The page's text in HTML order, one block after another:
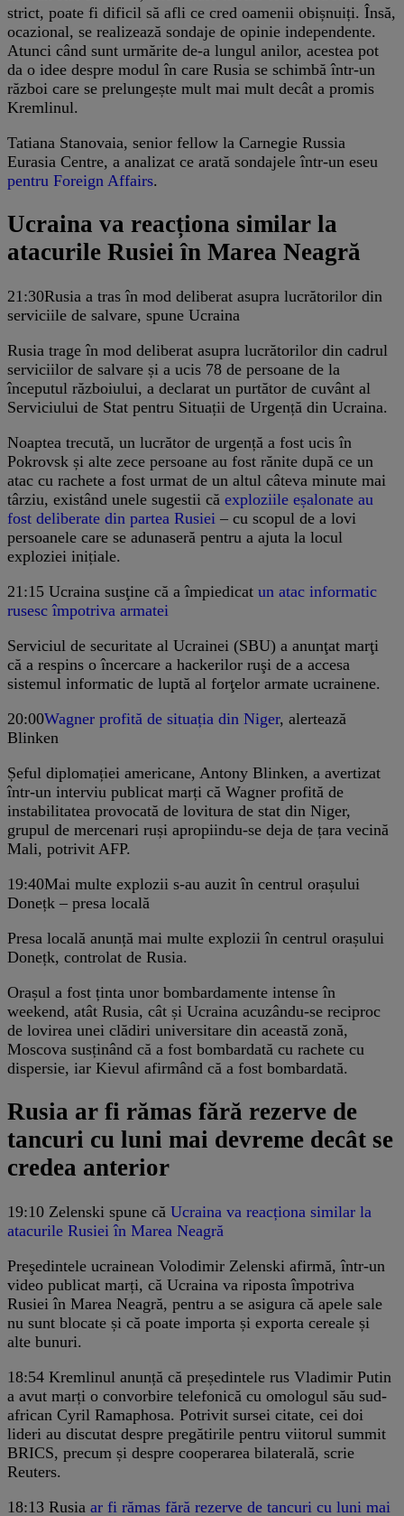
strict, poate fi dificil să afli ce cred oamenii obișnuiți. Însă,
ocazional, se realizează sondaje de opinie independente.
Atunci când sunt urmărite de-a lungul anilor, acestea pot
da o idee despre modul în care Rusia se schimbă într-un
război care se prelungește mult mai mult decât a promis
Kremlinul.
Tatiana Stanovaia, senior fellow la Carnegie Russia
Eurasia Centre, a analizat ce arată sondajele într-un eseu
pentru Foreign Affairs.
Ucraina va reacționa similar la
atacurile Rusiei în Marea Neagră
21:30Rusia a tras în mod deliberat asupra lucrătorilor din
serviciile de salvare, spune Ucraina
Rusia trage în mod deliberat asupra lucrătorilor din cadrul
serviciilor de salvare și a ucis 78 de persoane de la
începutul războiului, a declarat un purtător de cuvânt al
Serviciului de Stat pentru Situații de Urgență din Ucraina.
Noaptea trecută, un lucrător de urgență a fost ucis în
Pokrovsk și alte zece persoane au fost rănite după ce un
atac cu rachete a fost urmat de un altul câteva minute mai
târziu, existând unele sugestii că exploziile eșalonate au
fost deliberate din partea Rusiei – cu scopul de a lovi
persoanele care se adunaseră pentru a ajuta la locul
exploziei inițiale.
21:15 Ucraina susţine că a împiedicat un atac informatic
rusesc împotriva armatei
Serviciul de securitate al Ucrainei (SBU) a anunţat marţi
că a respins o încercare a hackerilor ruşi de a accesa
sistemul informatic de luptă al forţelor armate ucrainene.
20:00Wagner profită de situația din Niger, alertează
Blinken
Șeful diplomației americane, Antony Blinken, a avertizat
într-un interviu publicat marți că Wagner profită de
instabilitatea provocată de lovitura de stat din Niger,
grupul de mercenari ruși apropiindu-se deja de țara vecină
Mali, potrivit AFP.
19:40Mai multe explozii s-au auzit în centrul orașului
Donețk – presa locală
Presa locală anunță mai multe explozii în centrul orașului
Donețk, controlat de Rusia.
Orașul a fost ținta unor bombardamente intense în
weekend, atât Rusia, cât și Ucraina acuzându-se reciproc
de lovirea unei clădiri universitare din această zonă,
Moscova susținând că a fost bombardată cu rachete cu
dispersie, iar Kievul afirmând că a fost bombardată.
Rusia ar fi rămas fără rezerve de
tancuri cu luni mai devreme decât se
credea anterior
19:10 Zelenski spune că Ucraina va reacționa similar la
atacurile Rusiei în Marea Neagră
Preşedintele ucrainean Volodimir Zelenski afirmă, într-un
video publicat marți, că Ucraina va riposta împotriva
Rusiei în Marea Neagră, pentru a se asigura că apele sale
nu sunt blocate și că poate importa și exporta cereale și
alte bunuri.
18:54 Kremlinul anunță că președintele rus Vladimir Putin
a avut marți o convorbire telefonică cu omologul său sud-
african Cyril Ramaphosa. Potrivit sursei citate, cei doi
lideri au discutat despre pregătirile pentru viitorul summit
BRICS, precum și despre cooperarea bilaterală, scrie
Reuters.
18:13 Rusia ar fi rămas fără rezerve de tancuri cu luni mai